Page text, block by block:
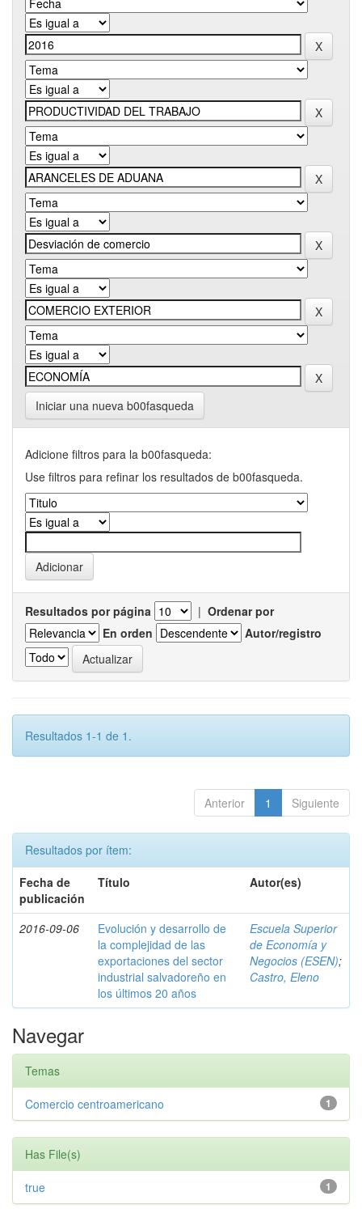
Iniciar una nueva b00fasqueda
Adicione filtros para la b00fasqueda:
Use filtros para refinar los resultados de b00fasqueda.
Resultados por página | Ordenar por
En orden
Autor/registro
Resultados 1-1 de 1.
Anterior 1 Siguiente
Resultados por ítem:
Fecha de
publicación
Título Autor(es)
2016-09-06
Evolución y desarrollo de
la complejidad de las
exportaciones del sector
industrial salvadoreño en
los últimos 20 años
Escuela Superior
de Economía y
Negocios (ESEN);
Castro, Eleno
Navegar
Temas
1
Comercio centroamericano
Has File(s)
1
true